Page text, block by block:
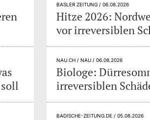
BASLER ZEITUNG / 06.08.2026
Hitze 2026:
vor irreversiblen
NAU.CH / NAU / 06.08.2026
Biologe:
irreversiblen
BADISCHE-ZEITUNG.DE / 05.08.2026